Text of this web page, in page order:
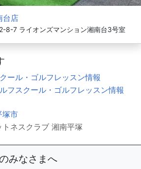
台店
8-7 ライオンズマンション湘南台3号室
ール・ゴルフレッスン情報
フスクール・ゴルフレッスン情報
塚市
ネスクラブ 湘南平塚
みなさまへ